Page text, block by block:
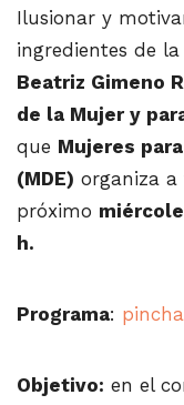
Ilusionar y
ingredientes de la
Beatriz Gimeno
de la Mujer y
que Mujeres
(MDE) organiza
próximo miércol
h.
Programa:
Objetivo: en el